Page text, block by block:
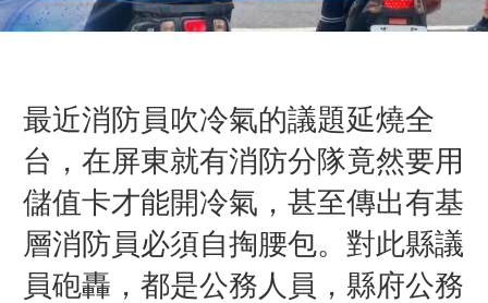
最近消防員吹冷氣的議題延燒全
台，在屏東就有消防分隊竟然要用
儲值卡才能開冷氣，甚至傳出有基
層消防員必須自掏腰包。對此縣議
員砲轟，都是公務人員，縣府公務